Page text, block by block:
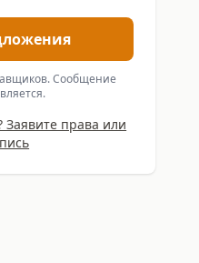
Сообщение
Заявите права или